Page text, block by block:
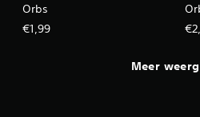
Orbs
€1,99
Meer